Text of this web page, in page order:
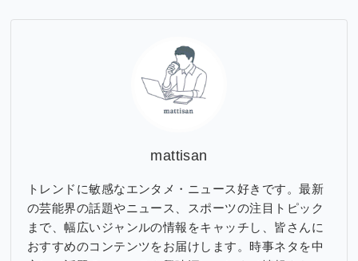
mattisan
トレンドに敏感なエンタメ・ニュース好きです。最新
の芸能界の話題やニュース、スポーツの注目トピック
まで、幅広いジャンルの情報をキャッチし、皆さんに
おすすめのコンテンツをお届けします。時事ネタを中